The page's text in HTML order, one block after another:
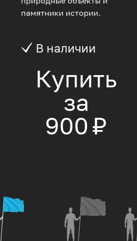
памятники истории.
В наличии
Купить
за
900 ₽